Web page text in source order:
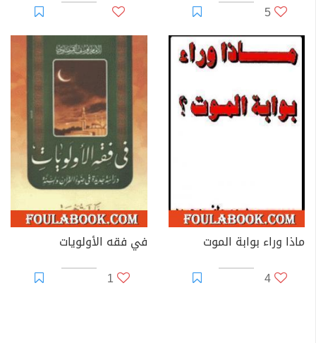
5
ماذا وراء بوابة الموت
4
في فقه الأولويات
1